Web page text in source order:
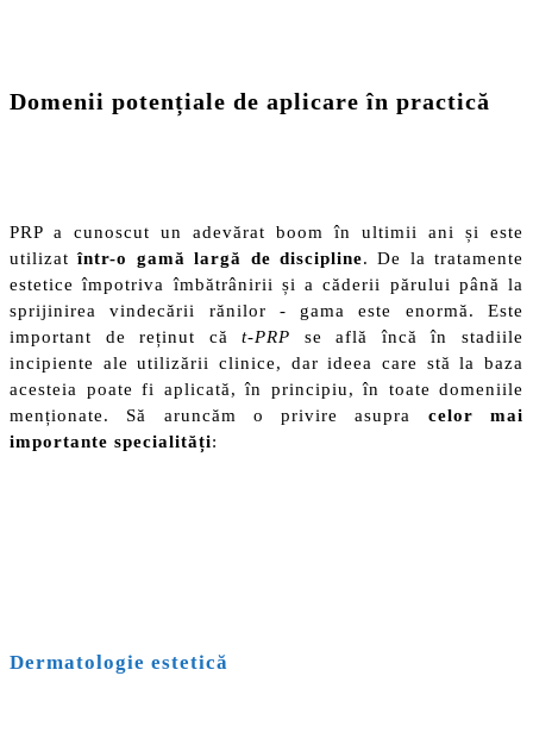
Domenii potențiale de aplicare în practică
PRP a cunoscut un adevărat boom în ultimii ani și este
utilizatîntr-o gamă largă de discipline. De la tratamente
estetice împotriva îmbătrânirii și a căderii părului până la
sprijinirea vindecării rănilor - gama este enormă. Este
important de reținut căt-PRP se află încă în stadiile
incipiente ale utilizării clinice, dar ideea care stă la baza
acesteia poate fi aplicată, în principiu, în toate domeniile
menționate. Să aruncăm o privire asupra celor mai
importante specialități:
Dermatologie estetică